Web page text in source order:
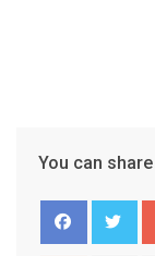
You can